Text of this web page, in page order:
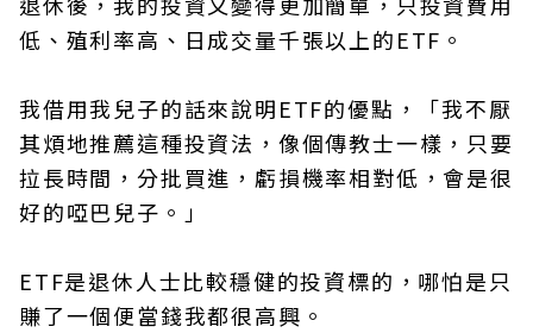
低、殖利率高、日成交量千張以上的ETF。
我借用我兒子的話來說明ETF的優點，「我不厭
其煩地推薦這種投資法，像個傳教士一樣，只要
拉長時間，分批買進，虧損機率相對低，會是很
好的啞巴兒子。」
ETF是退休人士比較穩健的投資標的，哪怕是只
賺了一個便當錢我都很高興。